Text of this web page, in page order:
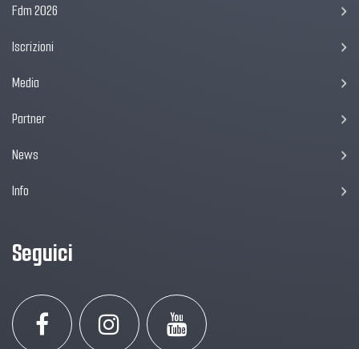
Fdm 2026
Iscrizioni
Media
Partner
News
Info
Seguici